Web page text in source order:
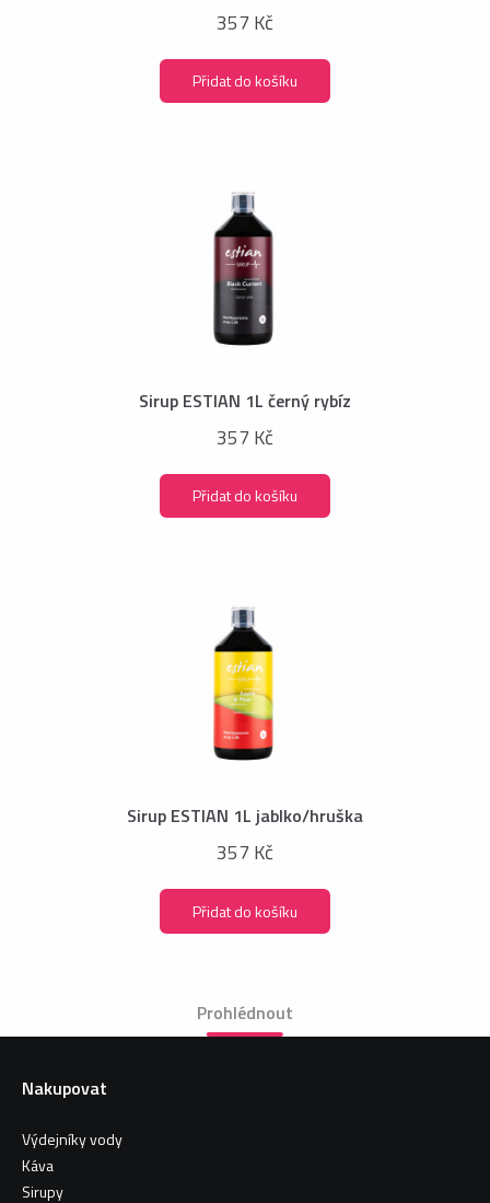
357 Kč
Přidat do košíku
Sirup ESTIAN 1L černý rybíz
357 Kč
Přidat do košíku
Sirup ESTIAN 1L jablko/hruška
357 Kč
Přidat do košíku
Prohlédnout
Nakupovat
Výdejníky vody
Káva
Sirupy